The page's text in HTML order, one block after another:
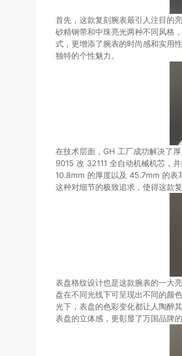
首先，这款复刻腕表最引人注目的
砂精钢带和中珠亮光两种不同风格
式，更增添了腕表的时尚感和实用
独特的个性魅力。
在技术层面，GH 工厂成功解决了
9015 改 32111 全自动机械机芯，
10.8mm 的厚度以及 45.7mm 的表
这种对细节的极致追求，使得这款
表盘格纹设计也是这款腕表的一大
盘在不同光线下可呈现出不同的颜
光下，表盘的色彩变化都让人陶醉
表盘的立体感，更彰显了万国品牌